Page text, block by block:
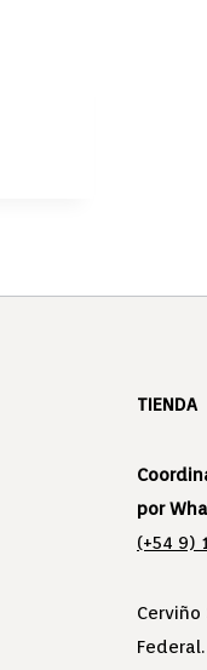
TIENDA
por
(+54 9)
Cerviño